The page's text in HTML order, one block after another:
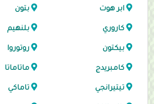
ابر هوت بتون
كاروري بلنهيم
بيكتون روتوروا
كامبريدج ماتاماتا
تيتيرانجي تاماكي